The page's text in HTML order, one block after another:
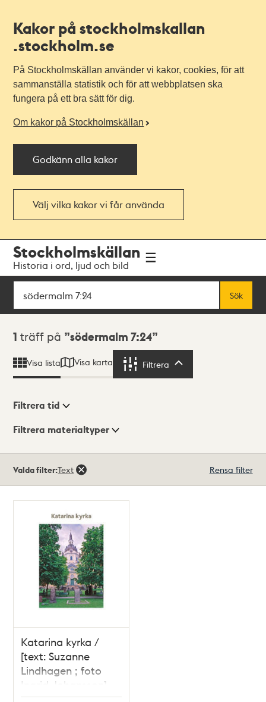
Kakor på stockholmskallan
.stockholm.se
På Stockholmskällan använder vi kakor, cookies, för att
sammanställa statistik och för att webbplatsen ska
fungera på ett bra sätt för dig.
Om kakor på Stockholmskällan
Godkänn alla kakor
Välj vilka kakor vi får använda
navigationen
huvudinnehållet
Stockholmskällan
Historia i ord, ljud och bild
Sök
Sök
Sökresultat
1 träff på södermalm 7:24
Visa lista Visa karta Filtrera
Visningsläge
Filtrera tid
Filtrera materialtyper
träffar
Valda filter:Text Rensa filter
Katarina kyrka /
[text: Suzanne
Lindhagen ; foto
Ingrid Johansson]